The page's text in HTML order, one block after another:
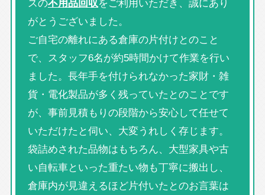
がとうございました。
ご自宅の離れにある倉庫の片付けとのこと
で、スタッフ6名が約5時間かけて作業を行い
ました。長年手を付けられなかった家財・雑
貨・電化製品が多く残っていたとのことです
が、事前見積もりの段階から安心して任せて
いただけたと伺い、大変うれしく存じます。
袋詰めされた品物はもちろん、大型家具や古
い自転車といった重たい物も丁寧に搬出し、
倉庫内が見違えるほど片付いたとのお言葉は